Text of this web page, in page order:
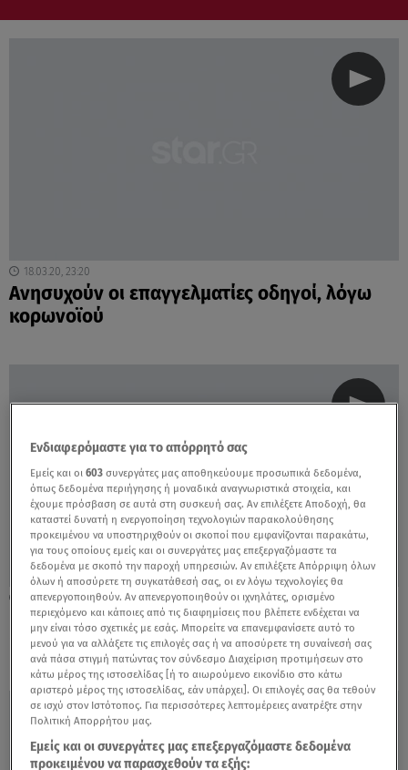
18.03.20, 23:20
Ανησυχούν οι επαγγελματίες οδηγοί, λόγω
κορωνοϊού
21.07.18, 10:07
Ιός Δυτικού Νείλου: Συναγερμός από νέα
κρούσματα - Πού εμφανίστηκαν
Ενδιαφερόμαστε για το απόρρητό σας
Εμείς και οι603 συνεργάτες μας αποθηκεύουμε προσωπικά δεδομένα,
όπως δεδομένα περιήγησης ή μοναδικά αναγνωριστικά στοιχεία, και
έχουμε πρόσβαση σε αυτά στη συσκευή σας. Αν επιλέξετε Αποδοχή, θα
καταστεί δυνατή η ενεργοποίηση τεχνολογιών παρακολούθησης
προκειμένου να υποστηριχθούν οι σκοποί που εμφανίζονται παρακάτω,
για τους οποίους εμείς και οι συνεργάτες μας επεξεργαζόμαστε τα
δεδομένα με σκοπό την παροχή υπηρεσιών. Αν επιλέξετε Απόρριψη όλων
όλων ή αποσύρετε τη συγκατάθεσή σας, οι εν λόγω τεχνολογίες θα
απενεργοποιηθούν. Αν απενεργοποιηθούν οι ιχνηλάτες, ορισμένο
περιεχόμενο και κάποιες από τις διαφημίσεις που βλέπετε ενδέχεται να
μην είναι τόσο σχετικές με εσάς. Μπορείτε να επανεμφανίσετε αυτό το
μενού για να αλλάξετε τις επιλογές σας ή να αποσύρετε τη συναίνεσή σας
ανά πάσα στιγμή πατώντας τον σύνδεσμο Διαχείριση προτιμήσεων στο
κάτω μέρος της ιστοσελίδας [ή το αιωρούμενο εικονίδιο στο κάτω
αριστερό μέρος της ιστοσελίδας, εάν υπάρχει]. Οι επιλογές σας θα τεθούν
σε ισχύ στον Ιστότοπος. Για περισσότερες λεπτομέρειες ανατρέξτε στην
Πολιτική Απορρήτου μας.
Εμείς και οι συνεργάτες μας επεξεργαζόμαστε δεδομένα
προκειμένου να παρασχεθούν τα εξής: